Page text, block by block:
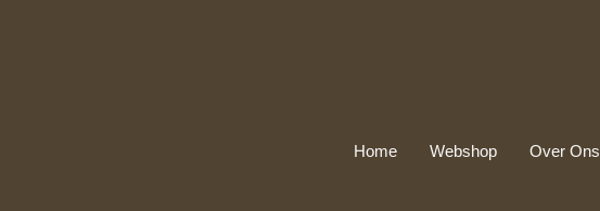
Home Webshop Over Ons